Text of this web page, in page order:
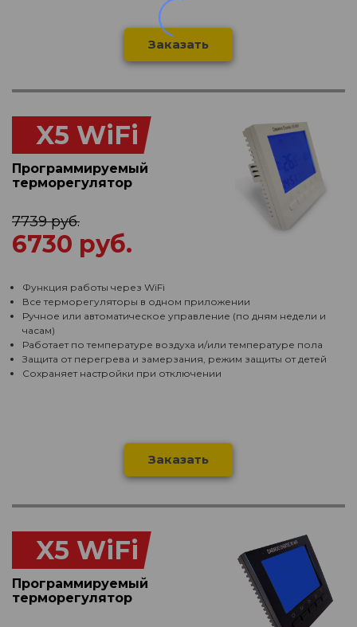
Заказать
X5 WiFi
Программируемый
терморегулятор
7739 руб.
6730 руб.
Функция работы через WiFi
Все терморегуляторы в одном приложении
Ручное или автоматическое управление (по дням недели и
часам)
Работает по температуре воздуха и/или температуре пола
Защита от перегрева и замерзания, режим защиты от детей
Сохраняет настройки при отключении
Заказать
X5 WiFi
Программируемый
терморегулятор